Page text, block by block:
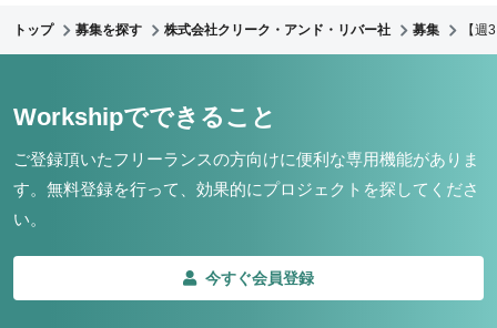
トップ 募集を探す 株式会社クリーク・アンド・リバー社 募集 【
Workshipでできること
ご登録頂いたフリーランスの方向けに便利な専用機能がありま
す。 無料登録を行って、効果的にプロジェクトを探してくださ
い。
今すぐ会員登録